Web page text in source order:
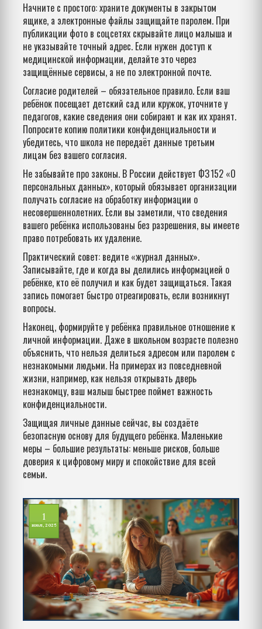
Начните с простого: храните документы в закрытом
ящике, а электронные файлы защищайте паролем. При
публикации фото в соцсетях скрывайте лицо малыша и
не указывайте точный адрес. Если нужен доступ к
медицинской информации, делайте это через
защищённые сервисы, а не по электронной почте.
Согласие родителей – обязательное правило. Если ваш
ребёнок посещает детский сад или кружок, уточните у
педагогов, какие сведения они собирают и как их хранят.
Попросите копию политики конфиденциальности и
убедитесь, что школа не передаёт данные третьим
лицам без вашего согласия.
Не забывайте про законы. В России действует ФЗ 152 «О
персональных данных», который обязывает организации
получать согласие на обработку информации о
несовершеннолетних. Если вы заметили, что сведения
вашего ребёнка использованы без разрешения, вы имеете
право потребовать их удаление.
Практический совет: ведите «журнал данных».
Записывайте, где и когда вы делились информацией о
ребёнке, кто её получил и как будет защищаться. Такая
запись помогает быстро отреагировать, если возникнут
вопросы.
Наконец, формируйте у ребёнка правильное отношение к
личной информации. Даже в школьном возрасте полезно
объяснить, что нельзя делиться адресом или паролем с
незнакомыми людьми. На примерах из повседневной
жизни, например, как нельзя открывать дверь
незнакомцу, ваш малыш быстрее поймет важность
конфиденциальности.
Защищая личные данные сейчас, вы создаёте
безопасную основу для будущего ребёнка. Маленькие
меры – большие результаты: меньше рисков, больше
доверия к цифровому миру и спокойствие для всей
семьи.
1
июл, 2025